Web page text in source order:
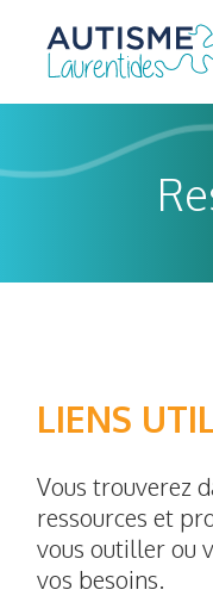
LIENS
Vous trouverez
ressources et
vous outiller ou
vos besoins.